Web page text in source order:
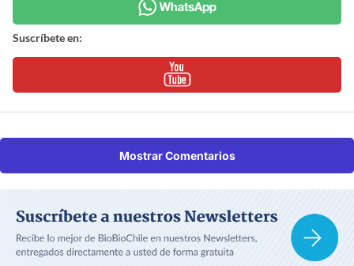
Suscríbete en:
Mostrar Comentarios